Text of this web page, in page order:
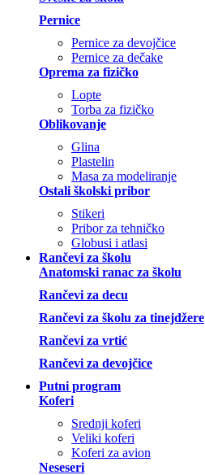
Pernice
Pernice za devojčice
Pernice za dečake
Oprema za fizičko
Lopte
Torba za fizičko
Oblikovanje
Glina
Plastelin
Masa za modeliranje
Ostali školski pribor
Stikeri
Pribor za tehničko
Globusi i atlasi
Rančevi za školu
Anatomski ranac za školu
Rančevi za decu
Rančevi za školu za tinejdžere
Rančevi za vrtić
Rančevi za devojčice
Putni program
Koferi
Srednji koferi
Veliki koferi
Koferi za avion
Neseseri